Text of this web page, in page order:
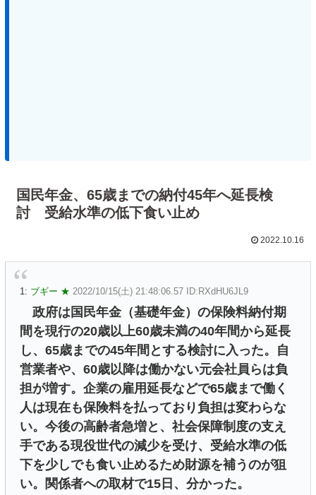
国民年金、65歳までの納付45年へ延長検
討 受給水準の低下食い止め
2022.10.16
1: ブギー ★ 2022/10/15(土) 21:48:06.57 ID:RXdHU6JL9
政府は国民年金（基礎年金）の保険料納付期
間を現行の20歳以上60歳未満の40年間から延長
し、65歳までの45年間とする検討に入った。自
営業者や、60歳以降は働かない元会社員らは負
担が増す。企業の雇用延長などで65歳まで働く
人は現在も保険料を払っており負担は変わらな
い。今後の高齢者急増と、社会保障制度の支え
手である現役世代の減少を受け、受給水準の低
下を少しでも食い止めるため財源を補うのが狙
い。関係者への取材で15日、分かった。